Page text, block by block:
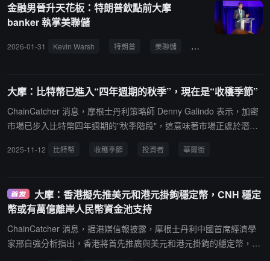
金融男晉升天花板：特朗普欽點前大摩
banker 執掌美聯儲
2026-01-31 Kevin Warsh 特朗普 美聯儲 鮑威爾
大摩：比特幣已進入“四年週期的秋季”，現在是“收穫季節”
ChainCatcher 消息，摩根士丹利策略師 Denny Galindo 表示，加密
市場已步入比特幣四年週期的"秋季階段"，這意味著市場正處於潛在
常呈現"三漲一跌"的節奏，因此投資者應在"冬天"來臨前逐步鎖定收
比喻顯示華爾街正以周期性資產框架看待比特幣市場，將其視作類似
大宗商品或宏觀流動性驅動的投資週期資產。
2025-11-12 比特幣 收穫季節 投資者 華爾街
大摩：香港擬先推美元和港元掛鉤穩定幣，CNH 穩定
幣或有萬億離岸人民幣資金池支持
ChainCatcher 消息，据港媒信報披露，摩根士丹利中國首席經濟學
家邢自強分析指出，香港將首先推廣與美元和港元掛鉤的穩定幣，以